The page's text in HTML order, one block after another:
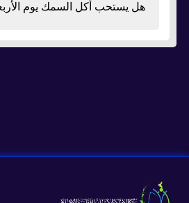
هل يستحب أكل السمك يوم